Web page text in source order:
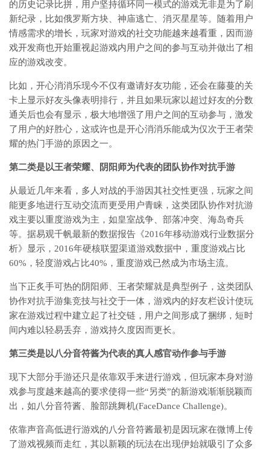
的历史记录比拼，用户坚持循环同一模式的游戏无非是为了刷
新纪录，比如俄罗斯方块、神庙逃亡、消灭星星等。随着用户
情感需求的增长，玩家对游戏的社交功能越来越看重，因而游
戏开发商也开始重视起游戏内用户之间的参与互动并做出了相
应的游戏改变。
比如，开心消消乐现今不仅有邀请好友功能，还会在藤蔓的关
卡上显示好友头像表明排行，并且如果玩家以超过好友的分数
通关后也会有显示，极大地增强了用户之间的互动参与，激发
了用户的好胜心，这或许也是开心消消乐能成为仅次于王者荣
耀的热门手游的原因之一。
第二类是以王者荣耀、阴阳师为代表的团队协作对抗手游
从最近几年来看，多人对战的手游因其社交性更强，玩家之间
能更多地进行互动交流而更受用户青睐，这类团队协作对抗游
戏主要以重度游戏为主，如皇室战争、部落冲突、海岛奇兵
等。据易观千帆最新的数据报告《2016年移动游戏行业数据分
析》显示，2016年硬核联盟渠道游戏数据中，重度游戏占比
60%，轻度游戏占比40%，重度游戏已然成为市场主流。
当下正炙手可热的阴阳师、王者荣耀就是典型例子，这类团队
协作对抗手游集竞技与社交于一体，游戏内的好友栏设计使玩
家在游戏过程中建立起了社交链，用户之间形成了捆绑，短时
间内难以轻易丢弃，游戏持久度因而更长。
第三类是以八分音符酱为代表的真人感官动作参与手游
现下大部分手游还只是依靠双手来进行游戏，但玩家本身对游
戏参与度越来越高的要求使得一些“另类”的新游戏渐渐脱颖而
出，如八分音符酱、脸部跳舞机(FaceDance Challenge)。
依靠声音高低进行游戏的八分音符酱最初是因玩家在微博上传
了游戏视频而走红，其以新颖的玩法在出现伊始就吸引了众多